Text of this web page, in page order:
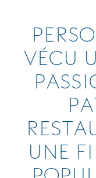
VÉCU
UNE